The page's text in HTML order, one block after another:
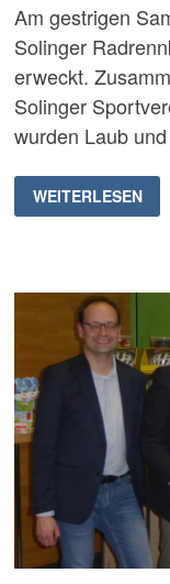
Am gestrigen
Solinger
erweckt.
Solinger
wurden Laub
RADRENNBAHN-
PUTZTAG
2024
WEITERLESEN